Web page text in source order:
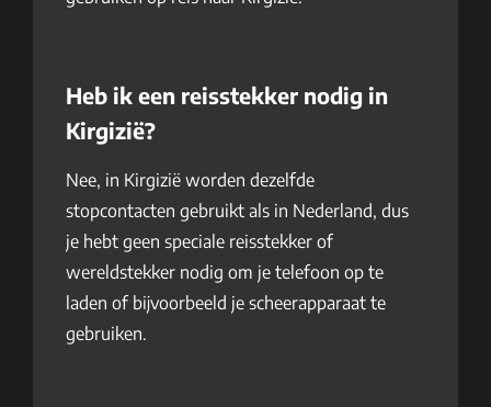
Heb ik een reisstekker nodig in
Kirgizië?
Nee, in Kirgizië worden dezelfde
stopcontacten gebruikt als in Nederland, dus
je hebt geen speciale reisstekker of
wereldstekker nodig om je telefoon op te
laden of bijvoorbeeld je scheerapparaat te
gebruiken.